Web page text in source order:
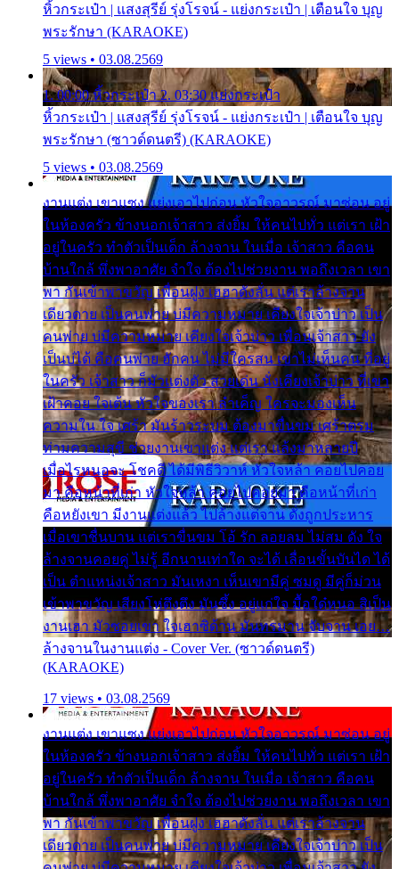
หิ้วกระเป๋า | แสงสุรีย์ รุ่งโรจน์ - แย่งกระเป๋า | เตือนใจ บุญ
พระรักษา (KARAOKE)
5 views • 03.08.2569
1. 00:00 หิ้วกระเป๋า 2. 03:30 แย่งกระเป๋า
หิ้วกระเป๋า | แสงสุรีย์ รุ่งโรจน์ - แย่งกระเป๋า | เตือนใจ บุญ
พระรักษา (ซาวด์ดนตรี) (KARAOKE)
5 views • 03.08.2569
งานแต่ง เขาแซง แย่งเอาไปก่อน หัวใจอาวรณ์ มาซ่อน อยู่
ในห้องครัว ข้างนอกเจ้าสาว ส่งยิ้ม ให้คนไปทั่ว แต่เรา เฝ้า
อยู่ในครัว ทำตัวเป็นเด็ก ล้างจาน ในเมื่อ เจ้าสาว คือคน
บ้านใกล้ พึ่งพาอาศัย จำใจ ต้องไปช่วยงาน พอถึงเวลา เขา
พา กันเข้าพาขวัญ เพื่อนฝูง เฮฮาดังลั่น แต่เราล้างจาน
เดียวดาย เป็นคนพ่าย บ่มีความหมาย เคียงใจเจ้าบ่าว เป็น
คนพ่าย บ่มีความหมาย เคียงใจเจ้าบ่าว เพื่อนเจ้าสาว ยัง
เป็นบ่ได้ คือคนพ่าย ฮักคน ไม่มีใครสน เขาไม่เห็นคน ที่อยู่
ในครัว เจ้าสาว ก็มัวแต่งตัว สวยเด่น นั่งเคียงเจ้าบ่าว ที่เขา
เฝ้าคอย ใจเต้น หัวใจของเรา ลำเค็ญ ใครจะมองเห็น
ความใน ใจ เศร้า มันร้าวระบม ต้องมาขื่นขม เศร้าตรม
ท่ามความสุขี ช่วยงานเขาแต่ง แต่เรา แล้งมาหลายปี
เมื่อไรหนอจะ โชคดี ได้มีพิธีวิวาห์ หัวใจหล้า คอยไปคอย
มา คือหน้าที่เก่า หัวใจหล้า คอยไปคอยมา คือหน้าที่เก่า
คือหยังเขา มีงานแต่งแล้ว ไปล้างแต่จาน ดั่งถูกประหาร
เมื่อเขาชื่นบาน แต่เราขื่นขม โอ้ รัก ลอยลม ไม่สม ดัง ใจ
ล้างจานคอยคู่ ไม่รู้ อีกนานเท่าใด จะได้ เลื่อนขั้นบันได ได้
เป็น ตำแหน่งเจ้าสาว มันเหงา เห็นเขามีคู่ ซมดู มีคู่ก็ม่วน
เข้าพาขวัญ เสียงโห่ตึงตึง มันซึ้ง อยู่แก่ใจ มื้อใด๋หนอ สิเป็น
งานเฮา มัวซอยเขา ใจเฮาซิด้าน มันทรมาน จับจาน เอย…
ล้างจานในงานแต่ง - Cover Ver. (ซาวด์ดนตรี)
(KARAOKE)
17 views • 03.08.2569
งานแต่ง เขาแซง แย่งเอาไปก่อน หัวใจอาวรณ์ มาซ่อน อยู่
ในห้องครัว ข้างนอกเจ้าสาว ส่งยิ้ม ให้คนไปทั่ว แต่เรา เฝ้า
อยู่ในครัว ทำตัวเป็นเด็ก ล้างจาน ในเมื่อ เจ้าสาว คือคน
บ้านใกล้ พึ่งพาอาศัย จำใจ ต้องไปช่วยงาน พอถึงเวลา เขา
พา กันเข้าพาขวัญ เพื่อนฝูง เฮฮาดังลั่น แต่เราล้างจาน
เดียวดาย เป็นคนพ่าย บ่มีความหมาย เคียงใจเจ้าบ่าว เป็น